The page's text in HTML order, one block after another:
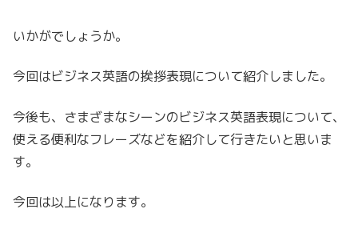
いかがでしょうか。
今回はビジネス英語の挨拶表現について紹介しました。
今後も、さまざまなシーンのビジネス英語表現について、
使える便利なフレーズなどを紹介して行きたいと思いま
す。
今回は以上になります。